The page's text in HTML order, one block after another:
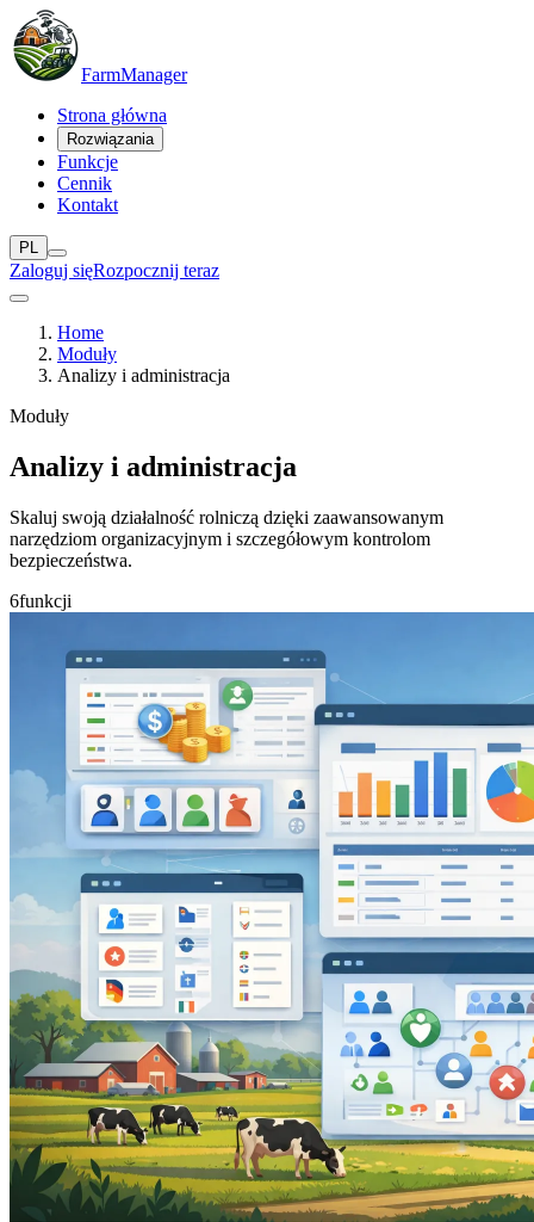
FarmManager
Strona główna
Rozwiązania
Funkcje
Cennik
Kontakt
PL
Zaloguj sięRozpocznij teraz
Home
Moduły
Analizy i administracja
Moduły
Analizy i administracja
Skaluj swoją działalność rolniczą dzięki zaawansowanym
narzędziom organizacyjnym i szczegółowym kontrolom
bezpieczeństwa.
6funkcji